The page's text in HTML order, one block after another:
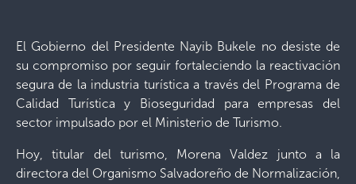
El Gobierno del Presidente Nayib Bukele no desiste de
su compromiso por seguir fortaleciendo la reactivación
segura de la industria turística a través del Programa de
Calidad Turística y Bioseguridad para empresas del
sector impulsado por el Ministerio de Turismo.
Hoy, titular del turismo, Morena Valdez junto a la
directora del Organismo Salvadoreño de Normalización,